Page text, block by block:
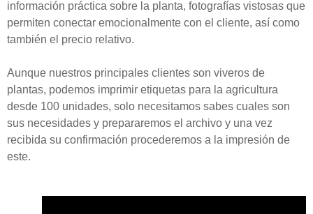
información práctica sobre la planta, fotografías vistosas que
permiten conectar emocionalmente con el cliente, así como
también el precio relativo.
Aunque nuestros principales clientes son viveros de
plantas, podemos imprimir etiquetas para la agricultura
desde 100 unidades, solo necesitamos sabes cuales son
sus necesidades y prepararemos el archivo y una vez
recibida su confirmación procederemos a la impresión de
este.